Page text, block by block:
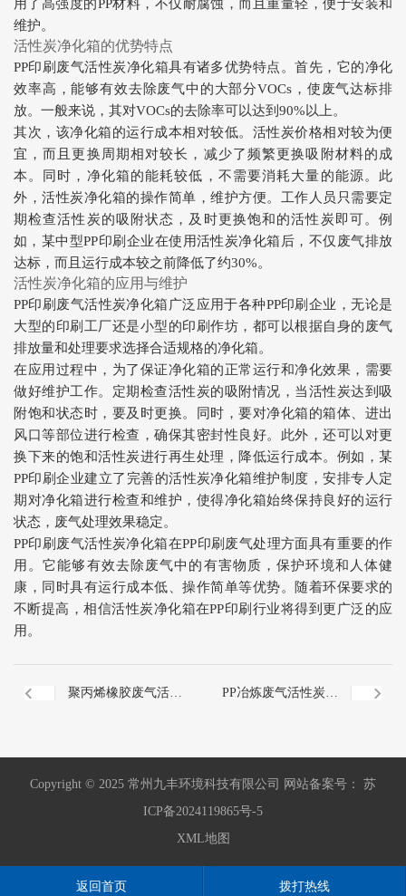
用了高强度的PP材料，不仅耐腐蚀，而且重量轻，便于安装和
维护。
活性炭净化箱的优势特点
PP印刷废气活性炭净化箱具有诸多优势特点。首先，它的净化
效率高，能够有效去除废气中的大部分VOCs，使废气达标排
放。一般来说，其对VOCs的去除率可以达到90%以上。
其次，该净化箱的运行成本相对较低。活性炭价格相对较为便
宜，而且更换周期相对较长，减少了频繁更换吸附材料的成
本。同时，净化箱的能耗较低，不需要消耗大量的能源。此
外，活性炭净化箱的操作简单，维护方便。工作人员只需要定
期检查活性炭的吸附状态，及时更换饱和的活性炭即可。例
如，某中型PP印刷企业在使用活性炭净化箱后，不仅废气排放
达标，而且运行成本较之前降低了约30%。
活性炭净化箱的应用与维护
PP印刷废气活性炭净化箱广泛应用于各种PP印刷企业，无论是
大型的印刷工厂还是小型的印刷作坊，都可以根据自身的废气
排放量和处理要求选择合适规格的净化箱。
在应用过程中，为了保证净化箱的正常运行和净化效果，需要
做好维护工作。定期检查活性炭的吸附情况，当活性炭达到吸
附饱和状态时，要及时更换。同时，要对净化箱的箱体、进出
风口等部位进行检查，确保其密封性良好。此外，还可以对更
换下来的饱和活性炭进行再生处理，降低运行成本。例如，某
PP印刷企业建立了完善的活性炭净化箱维护制度，安排专人定
期对净化箱进行检查和维护，使得净化箱始终保持良好的运行
状态，废气处理效果稳定。
PP印刷废气活性炭净化箱在PP印刷废气处理方面具有重要的作
用。它能够有效去除废气中的有害物质，保护环境和人体健
康，同时具有运行成本低、操作简单等优势。随着环保要求的
不断提高，相信活性炭净化箱在PP印刷行业将得到更广泛的应
用。
聚丙烯橡胶废气活性 PP冶炼废气活性炭净
Copyright © 2025 常州九丰环境科技有限公司 网站备案号： 苏
ICP备2024119865号-5
XML地图
返回首页 拨打热线